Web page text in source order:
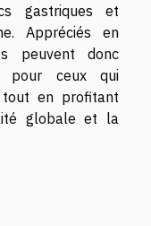
gastriques et
Appréciés en
peuvent donc
pour ceux qui
en profitant
globale et la